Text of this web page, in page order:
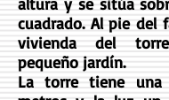
cuadrado. Al pie del
vivienda del
pequeño jardín.
La torre tiene